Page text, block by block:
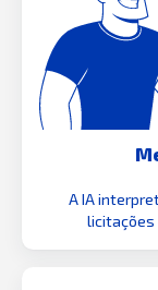
A IA
licitações